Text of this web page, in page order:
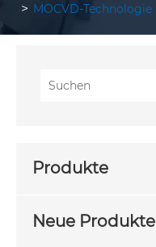
MOCVD-Technologie
Produkte
Neue Produkte